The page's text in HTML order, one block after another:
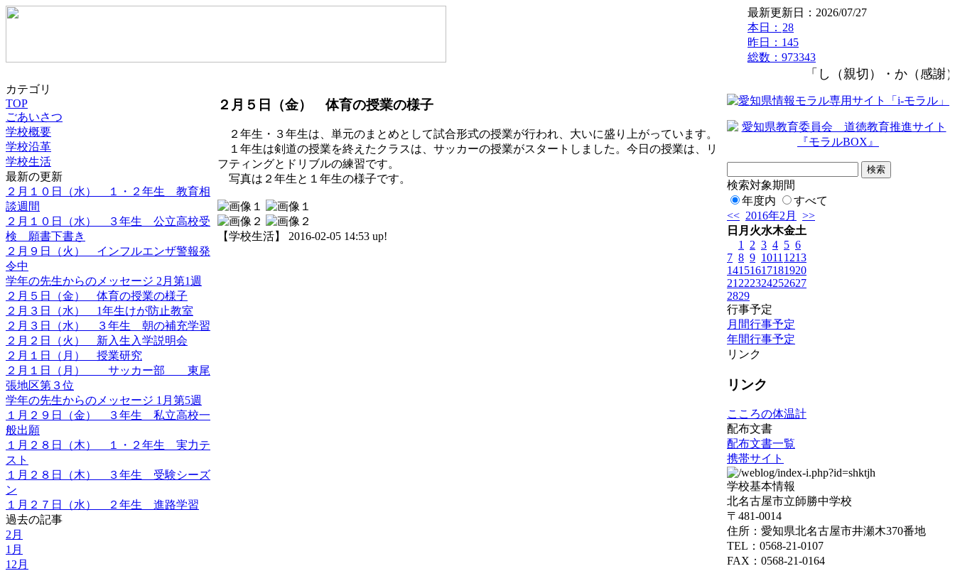
最新更新日：2026/07/27
本日： 28
昨日：145
総数：973343
「し（親切）・か（感謝
カテゴリ
TOP
ごあいさつ
学校概要
学校沿革
学校生活
最新の更新
２月１０日（水） １・２年生 教育相
談週間
２月１０日（水） ３年生 公立高校受
検 願書下書き
２月９日（火） インフルエンザ警報発
令中
学年の先生からのメッセージ 2月第1週
２月５日（金） 体育の授業の様子
２月３日（水） 1年生けが防止教室
２月３日（水） ３年生 朝の補充学習
２月２日（火） 新入生入学説明会
２月１日（月） 授業研究
２月１日（月） サッカー部 東尾
張地区第３位
学年の先生からのメッセージ 1月第5週
１月２９日（金） ３年生 私立高校一
般出願
１月２８日（木） １・２年生 実力テ
スト
１月２８日（木） ３年生 受験シーズ
ン
１月２７日（水） ２年生 進路学習
過去の記事
2月
1月
12月
２月５日（金） 体育の授業の様子
２年生・３年生は、単元のまとめとして試合形式の授業が行われ、大いに盛り上がっています。
１年生は剣道の授業を終えたクラスは、サッカーの授業がスタートしました。今日の授業は、リ
フティングとドリブルの練習です。
写真は２年生と１年生の様子です。
【学校生活】 2016-02-05 14:53 up!
検索対象期間
年度内
すべて
<< 2016年2月
>>
日 月 火水木金土
1
2 3 4 5 6
7 8 9 1011 1213
14151617181920
21 222324252627
2829
行事予定
月間行事予定
年間行事予定
リンク
リンク
こころの体温計
配布文書
配布文書一覧
携帯サイト
学校基本情報
北名古屋市立師勝中学校
〒481-0014
住所：愛知県北名古屋市井瀬木370番地
TEL：0568-21-0107
FAX：0568-21-0164